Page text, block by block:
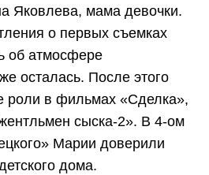
Яковлева, мама девочки.
о первых съемках
об атмосфере
осталась. После этого
роли в фильмах «Сделка»,
сыска-2». В 4-ом
Марии доверили
дома.